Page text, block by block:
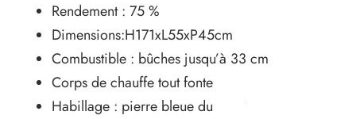
Rendement : 75 %
Dimensions:H171xL55xP45cm
Combustible : bûches jusqu’à 33 cm
Corps de chauffe tout fonte
Habillage : pierre bleue du